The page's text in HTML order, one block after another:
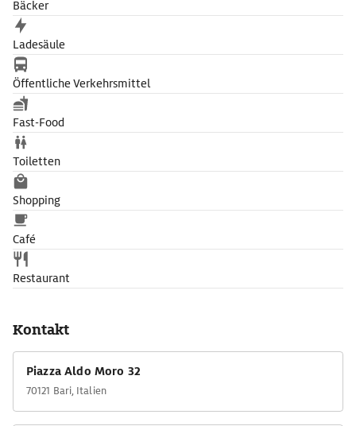
Bäcker
Ladesäule
Öffentliche Verkehrsmittel
Fast-Food
Toiletten
Shopping
Café
Restaurant
Kontakt
Piazza Aldo Moro 32
70121 Bari, Italien